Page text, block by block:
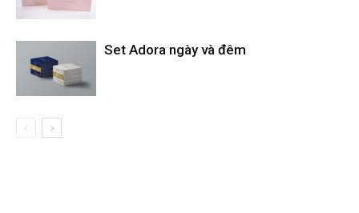
Set Adora ngày và đêm